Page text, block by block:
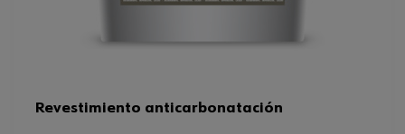
Revestimiento anticarbonatación